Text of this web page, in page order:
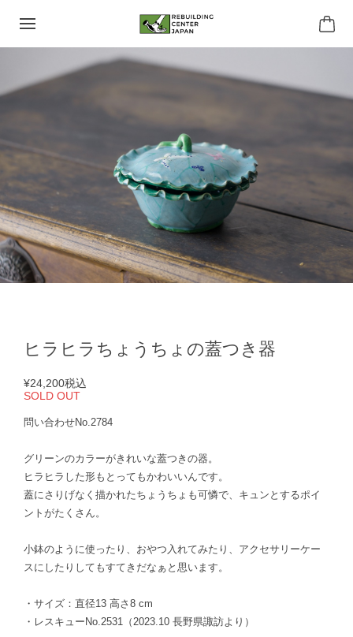
ヒラヒラちょうちょの蓋つき器
¥24,200税込
SOLD OUT
問い合わせNo.2784
グリーンのカラーがきれいな蓋つきの器。
ヒラヒラした形もとってもかわいいんです。
蓋にさりげなく描かれたちょうちょも可憐で、キュンとするポイ
ントがたくさん。
小鉢のように使ったり、おやつ入れてみたり、アクセサリーケー
スにしたりしてもすてきだなぁと思います。
・サイズ：直径13 高さ8 cm
・レスキューNo.2531（2023.10 長野県諏訪より）